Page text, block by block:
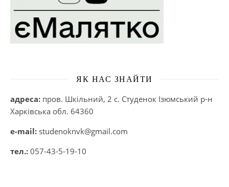
ЯК НАС ЗНАЙТИ
адреса: пров. Шкільний, 2 с. Студенок Ізюмський р-н
Харківська обл. 64360
e-mail: studenoknvk@gmail.com
тел.: 057-43-5-19-10